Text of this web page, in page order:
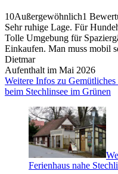
10Außergewöhnlich1
Sehr ruhige Lage. Für
Tolle Umgebung für
Einkaufen. Man muss mobil
Dietmar
Aufenthalt im Mai 2026
Weitere Infos zu
beim Stechlinsee im Grünen
Ferienhaus nahe